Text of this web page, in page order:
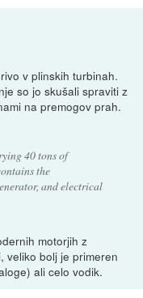
v plinskih turbinah.
so jo skušali spraviti z
na premogov prah.
40 tons of
the
and electrical
motorjih z
veliko bolj je primeren
ali celo vodik.